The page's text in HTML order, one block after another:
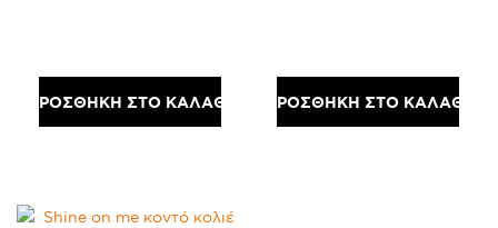
ΠΡΟΣΘΗΚΗ ΣΤΟ ΚΑΛΑΘΙ ΠΡΟΣΘΗΚΗ ΣΤΟ ΚΑΛΑΘΙ